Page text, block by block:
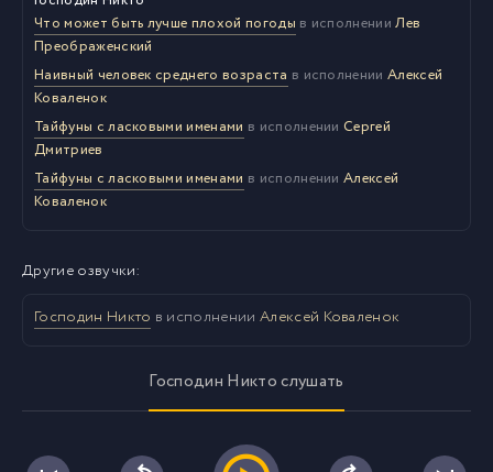
Что может быть лучше плохой погоды в исполненииЛев
Преображенский
Наивный человек среднего возраста в исполненииАлексей
Коваленок
Тайфуны с ласковыми именами в исполненииСергей
Дмитриев
Тайфуны с ласковыми именами в исполненииАлексей
Коваленок
Другие озвучки:
Господин Никто в исполнении Алексей Коваленок
Господин Никто слушать